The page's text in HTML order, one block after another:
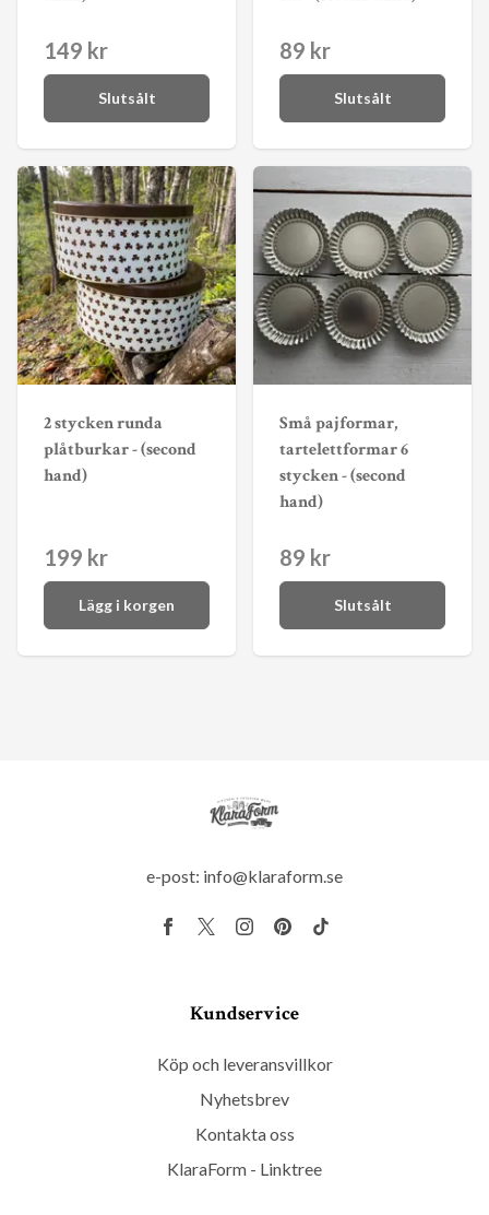
149 kr
Slutsålt
89 kr
Slutsålt
2 stycken runda
plåtburkar - (second
hand)
199 kr
Lägg i korgen
Små pajformar,
tartelettformar 6
stycken - (second
hand)
89 kr
Slutsålt
e-post: info@klaraform.se
Kundservice
Köp och leveransvillkor
Nyhetsbrev
Kontakta oss
KlaraForm - Linktree